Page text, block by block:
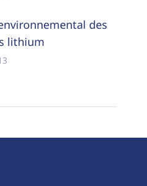
des
lithium